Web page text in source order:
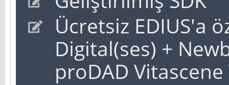
Ücretsiz EDIUS'a
Digital(ses) +
proDAD